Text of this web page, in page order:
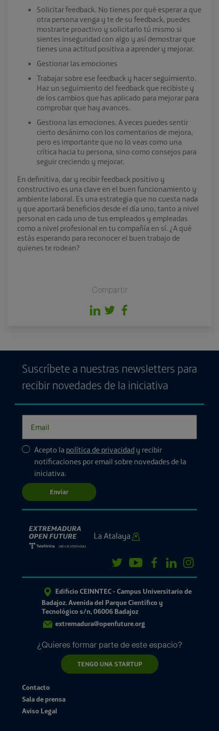
Solicitar feedback. No tienes por qué esperar a que
otra persona venga y te de su feedback, puedes
mostrarte proactivo y solicitarlo tú mismo si
sientes inseguridad con algo y así demostrar que
tienes una actitud positiva a aprender y mejorar.
Gestionar las emociones
Trabajar sobre ese feedback y hacer seguimiento.
Haz un seguimiento del feedback que recibiste y
de los cambios que has aplicado para mejorar para
comprobar que hay avances.
Gestiona las emociones. A veces puedes sentir
cierto desánimo con los comentarios de mejora,
pero es importante que no lo veas como una
crítica hacia tu persona, sino como consejos para
seguir creciendo y mejorar.
En definitiva, dar y recibir feedback positivo y
constructivo es una clave en el buen funcionamiento y
ambiente laboral. Es una estrategia que no cuesta nada
y que aportará beneficios desde el día uno, tanto a nivel
personal en cada uno de tus empleados y empleadas
como a nivel profesional en tu compañía en sí. ¿A qué
estás esperando para reconocer el buen trabajo de
quienes te rodean?
Compartir
Suscríbete a nuestras newsletters para
recibir novedades de la iniciativa
Acepto la política de privacidad y recibir
notificaciones por email sobre novedades de la
iniciativa.
Enviar
Edificio CEINNTEC - Campus Universitario de
Badajoz. Avenida del Parque Científico y
Tecnológico s/n, 06006 Badajoz
extremadura@openfuture.org
¿Quieres formar parte de este espacio?
TENGO UNA STARTUP
Contacto
Sala de prensa
Aviso Legal